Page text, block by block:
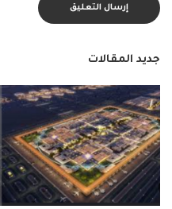
جديد المقالات